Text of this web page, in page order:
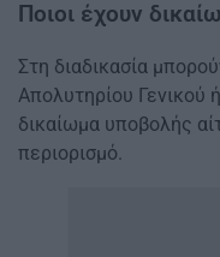
Ποιοι έχουν
Στη διαδικασία
Απολυτηρίου Γενικού
δικαίωμα υποβολής
περιορισμό.